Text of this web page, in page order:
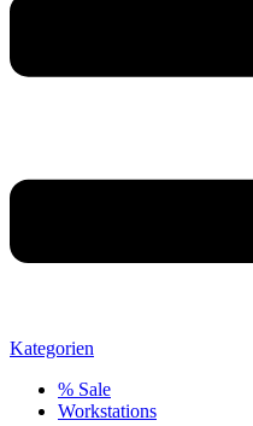
Kategorien
% Sale
Workstations